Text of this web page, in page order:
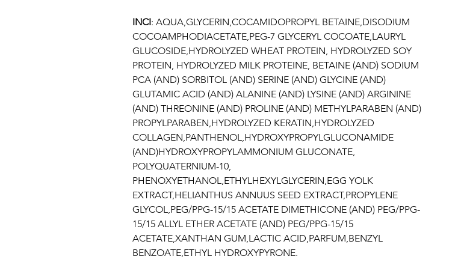
INCI: AQUA,GLYCERIN,COCAMIDOPROPYL BETAINE,DISODIUM
COCOAMPHODIACETATE,PEG-7 GLYCERYL COCOATE,LAURYL
GLUCOSIDE,HYDROLYZED WHEAT PROTEIN, HYDROLYZED SOY
PROTEIN, HYDROLYZED MILK PROTEINE, BETAINE (AND) SODIUM
PCA (AND) SORBITOL (AND) SERINE (AND) GLYCINE (AND)
GLUTAMIC ACID (AND) ALANINE (AND) LYSINE (AND) ARGININE
(AND) THREONINE (AND) PROLINE (AND) METHYLPARABEN (AND)
PROPYLPARABEN,HYDROLYZED KERATIN,HYDROLYZED
COLLAGEN,PANTHENOL,HYDROXYPROPYLGLUCONAMIDE
(AND)HYDROXYPROPYLAMMONIUM GLUCONATE,
POLYQUATERNIUM-10,
PHENOXYETHANOL,ETHYLHEXYLGLYCERIN,EGG YOLK
EXTRACT,HELIANTHUS ANNUUS SEED EXTRACT,PROPYLENE
GLYCOL,PEG/PPG-15/15 ACETATE DIMETHICONE (AND) PEG/PPG-
15/15 ALLYL ETHER ACETATE (AND) PEG/PPG-15/15
ACETATE,XANTHAN GUM,LACTIC ACID,PARFUM,BENZYL
BENZOATE,ETHYL HYDROXYPYRONE.